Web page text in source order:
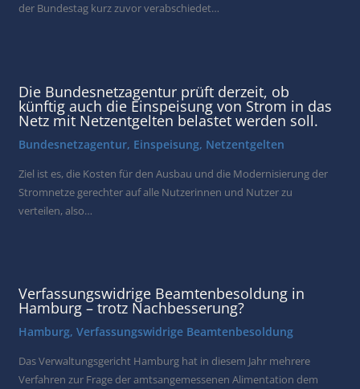
der Bundestag kurz zuvor verabschiedet…
Die Bundesnetzagentur prüft derzeit, ob
künftig auch die Einspeisung von Strom in das
Netz mit Netzentgelten belastet werden soll.
Bundesnetzagentur, Einspeisung, Netzentgelten
Ziel ist es, die Kosten für den Ausbau und die Modernisierung der
Stromnetze gerechter auf alle Nutzerinnen und Nutzer zu
verteilen, also…
Verfassungswidrige Beamtenbesoldung in
Hamburg – trotz Nachbesserung?
Hamburg,Verfassungswidrige Beamtenbesoldung
Das Verwaltungsgericht Hamburg hat in diesem Jahr mehrere
Verfahren zur Frage der amtsangemessenen Alimentation dem